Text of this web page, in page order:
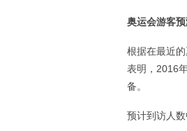
奥运会游客预
根据在最近
表明，2016
备。
预计到访人